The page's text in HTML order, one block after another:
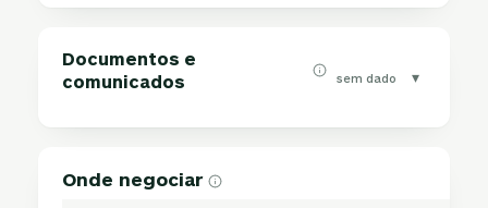
Documentos e
comunicados
sem dado ▾
Onde negociar